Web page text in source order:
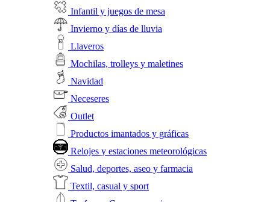
Infantil y juegos de mesa
Invierno y días de lluvia
Llaveros
Mochilas, trolleys y maletines
Navidad
Neceseres
Outlet
Productos imantados y gráficas
Relojes y estaciones meteorológicas
Salud, deportes, aseo y farmacia
Textil, casual y sport